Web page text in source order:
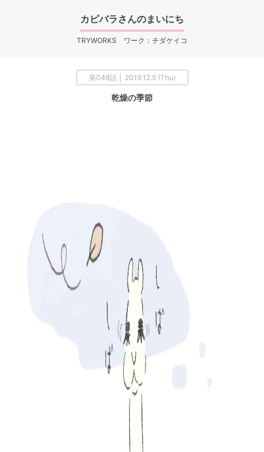
カピバラさんのまいにち
TRYWORKS ワーク：チダケイコ
第048話 │ 2019.12.5 (Thu)
乾燥の季節